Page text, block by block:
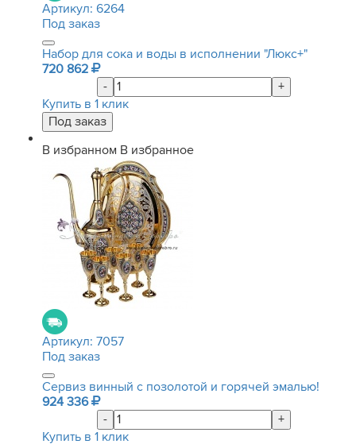
Артикул: 6264
Под заказ
Набор для сока и воды в исполнении "Люкс+"
720 862
-
+
Купить в 1 клик
В избранном В избранное
Артикул: 7057
Под заказ
Сервиз винный с позолотой и горячей эмалью!
924 336
-
+
Купить в 1 клик